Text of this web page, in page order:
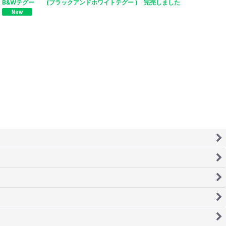
B&Wテグー (ブラックアンドホワイトテグー ) 完売しました